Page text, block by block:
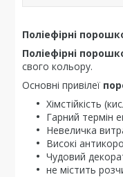
Поліефірні
Поліефірні
свого кольору.
Основні привілеї
Хімстійкість
Гарний термін
Невеличка
Високі
Чудовий
не містить